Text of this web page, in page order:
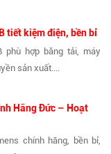
tiết kiệm điện, bền bỉ
phù hợp băng tải, máy
sản xuất....
Hãng Đức – Hoạt
chính hãng, bền bỉ,